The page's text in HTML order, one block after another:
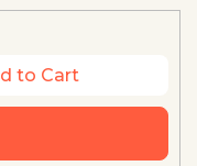
to Cart